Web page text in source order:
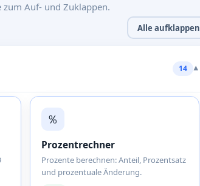
Auf- und Zuklappen.
Alle aufklappen
14 ▾
％
Prozentrechner
Prozente berechnen: Anteil, Prozentsatz
und prozentuale Änderung.